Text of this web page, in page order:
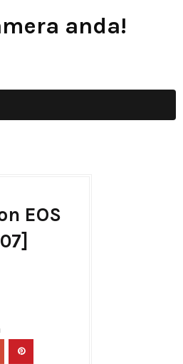
anda!
EOS